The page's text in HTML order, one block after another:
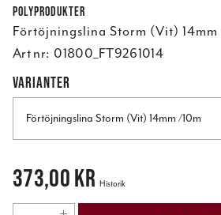
Polyprodukter
Förtöjningslina Storm (Vit) 14mm
Art nr: 01800_FT9261014
VARIANTER
Förtöjningslina Storm (Vit) 14mm /10m
Pris:373,00 kr
373,00 kr Historik